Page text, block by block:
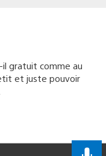
il gratuit comme au
et juste pouvoir